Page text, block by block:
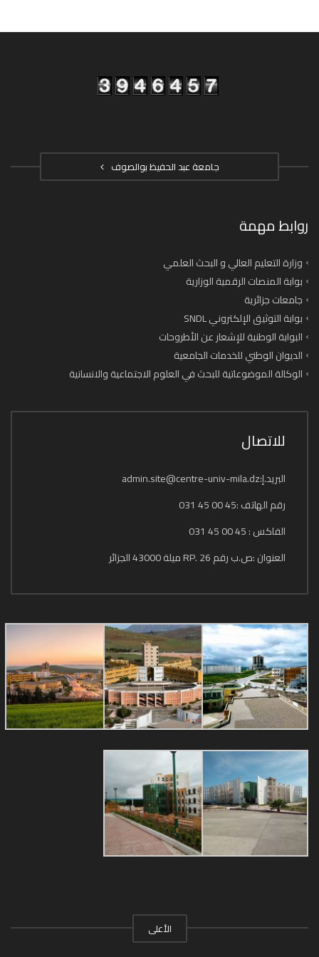
جامعة عبد الحفيظ بوالصوف
روابط مهمة
وزارة التعليم العالي و البحث العلمي
بوابة المنصات الرقمية الوزارية
جامعات جزائرية
بوابة التوثيق الإلكتروني SNDL
البوابة الوطنية للإشعار عن الأطروحات
الديوان الوطني للخدمات الجامعية
الوكالة الموضوعاتية للبحث في العلوم الاجتماعية والانسانية
للاتصال
البريد.إ:admin.site@centre-univ-mila.dz
رقم الهاتف :45 00 45 031
الفاكس : 45 00 45 031
العنوان :ص.ب رقم 26 .RP ميلة 43000 الجزائر
الأعلى